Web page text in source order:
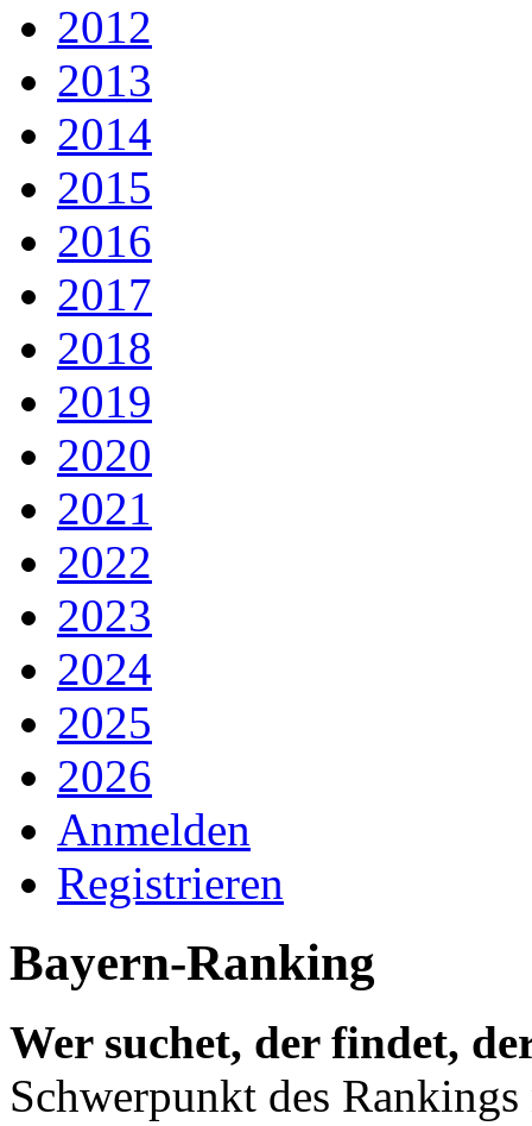
2012
2013
2014
2015
2016
2017
2018
2019
2020
2021
2022
2023
2024
2025
2026
Anmelden
Registrieren
Bayern-Ranking
Wer suchet, der findet,
Schwerpunkt des